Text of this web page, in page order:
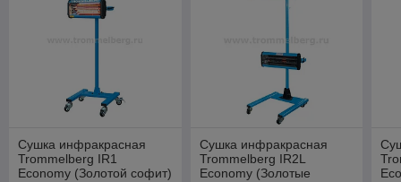
Сушка инфракрасная
Trommelberg IR1
Economy (Золотой софит)
Сушка инфракрасная
Trommelberg IR2L
Economy (Золотые